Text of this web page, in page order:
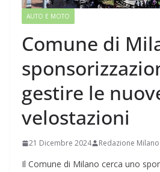
AUTO E MOTO
Comune di
gestire le
velostazioni
21 Dicembre 2024 Redazione Milano
Il Comune di Milano cerca uno